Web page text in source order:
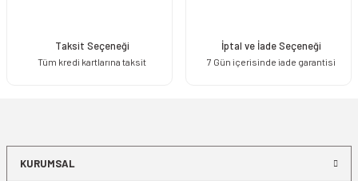
Taksit Seçeneği
Tüm kredi kartlarına taksit
İptal ve İade Seçeneği
7 Gün içerisinde iade garantisi
KURUMSAL